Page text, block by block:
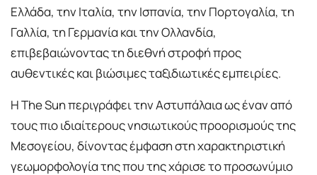
Ελλάδα, την Ιταλία, την Ισπανία, την Πορτογαλία, τη
Γαλλία, τη Γερμανία και την Ολλανδία,
επιβεβαιώνοντας τη διεθνή στροφή προς
αυθεντικές και βιώσιμες ταξιδιωτικές εμπειρίες.
Η The Sun περιγράφει την Αστυπάλαια ως έναν από
τους πιο ιδιαίτερους νησιωτικούς προορισμούς της
Μεσογείου, δίνοντας έμφαση στη χαρακτηριστική
γεωμορφολογία της που της χάρισε το προσωνύμιο